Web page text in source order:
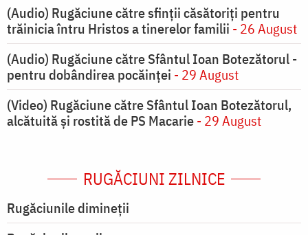
(Audio) Rugăciune către sfinții căsătoriți pentru
trăinicia întru Hristos a tinerelor familii - 26 August
(Audio) Rugăciune către Sfântul Ioan Botezătorul -
pentru dobândirea pocăinței - 29 August
(Video) Rugăciune către Sfântul Ioan Botezătorul,
alcătuită și rostită de PS Macarie- 29 August
RUGĂCIUNI ZILNICE
Rugăciunile dimineții